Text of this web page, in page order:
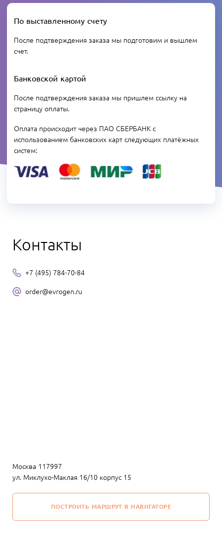
По выставленному счету
После подтверждения заказа мы подготовим и вышлем
счет.
Банковской картой
После подтверждения заказа мы пришлем ссылку на
страницу оплаты.
Оплата происходит через ПАО СБЕРБАНК c
использованием банковских карт следующих платёжных
систем:
Контакты
+7 (495) 784-70-84
order@evrogen.ru
Москва 117997
ул. Миклухо-Маклая 16/10 корпус 15
ПОСТРОИТЬ МАРШРУТ В НАВИГАТОРЕ